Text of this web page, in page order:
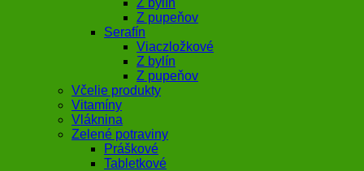
Z bylín
Z pupeňov
Serafín
Viaczložkové
Z bylín
Z pupeňov
Včelie produkty
Vitamíny
Vláknina
Zelené potraviny
Práškové
Tabletkové